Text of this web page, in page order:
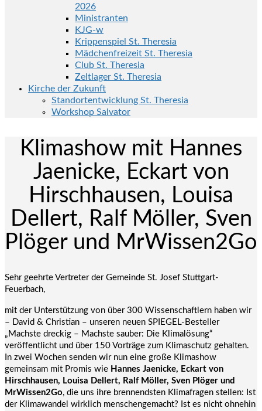
2026
Ministranten
KJG-w
Krippenspiel St. Theresia
Mädchenfreizeit St. Theresia
Club St. Theresia
Zeltlager St. Theresia
Kirche der Zukunft
Standortentwicklung St. Theresia
Workshop Salvator
Klimashow mit Hannes
Jaenicke, Eckart von
Hirschhausen, Louisa
Dellert, Ralf Möller, Sven
Plöger und MrWissen2Go
Sehr geehrte Vertreter der Gemeinde St. Josef Stuttgart-
Feuerbach,
mit der Unterstützung von über 300 Wissenschaftlern haben wir
– David & Christian – unseren neuen SPIEGEL-Besteller
„Machste dreckig – Machste sauber: Die Klimalösung“
veröffentlicht und über 150 Vorträge zum Klimaschutz gehalten.
In zwei Wochen senden wir nun eine große Klimashow
gemeinsam mit Promis wie Hannes Jaenicke, Eckart von
Hirschhausen, Louisa Dellert, Ralf Möller, Sven Plöger und
MrWissen2Go, die uns ihre brennendsten Klimafragen stellen: Ist
der Klimawandel wirklich menschengemacht? Ist es nicht ohnehin